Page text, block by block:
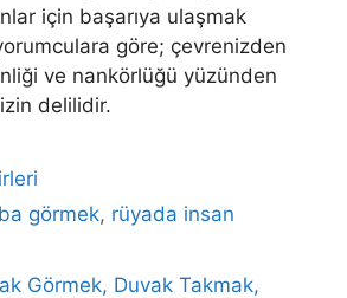
için başarıya ulaşmak
göre; çevrenizden
ve nankörlüğü yüzünden
delilidir.
görmek, rüyada insan
Görmek, Duvak Takmak,